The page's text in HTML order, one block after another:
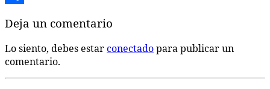
Deja un comentario
Lo siento, debes estarconectadopara publicar un
comentario.